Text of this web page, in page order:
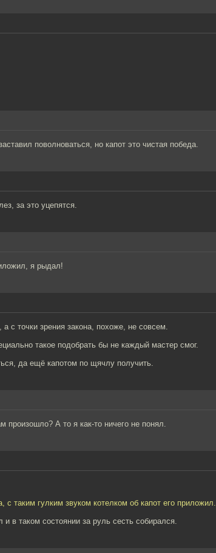
поволноваться, но капот это чистая победа.
за это уцепятся.
я рыдал!
с точки зрения закона, похоже, не совсем.
такое подобрать бы не каждый мастер смог.
да ещё капотом по щячлу получить.
произошло? А то я как-то ничего не понял.
таким гулким звуком котелком об капот его приложил.
в таком состоянии за руль сесть собирался.